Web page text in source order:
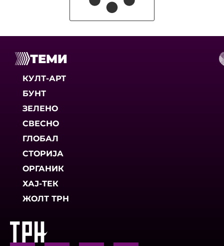
ТЕМИ
КУЛТ-АРТ
БУНТ
ЗЕЛЕНО
СВЕСНО
ГЛОБАЛ
СТОРИЈА
ОРГАНИК
ХАЈ-ТЕК
ЖОЛТ ТРН